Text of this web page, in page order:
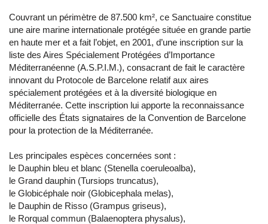
Couvrant un périmètre de 87.500 km², ce Sanctuaire constitue
une aire marine internationale protégée située en grande partie
en haute mer et a fait l’objet, en 2001, d’une inscription sur la
liste des Aires Spécialement Protégées d’Importance
Méditerranéenne (A.S.P.I.M.), consacrant de fait le caractère
innovant du Protocole de Barcelone relatif aux aires
spécialement protégées et à la diversité biologique en
Méditerranée. Cette inscription lui apporte la reconnaissance
officielle des États signataires de la Convention de Barcelone
pour la protection de la Méditerranée.
Les principales espèces concernées sont :
le Dauphin bleu et blanc (Stenella coeruleoalba),
le Grand dauphin (Tursiops truncatus),
le Globicéphale noir (Globicephala melas),
le Dauphin de Risso (Grampus griseus),
le Rorqual commun (Balaenoptera physalus),